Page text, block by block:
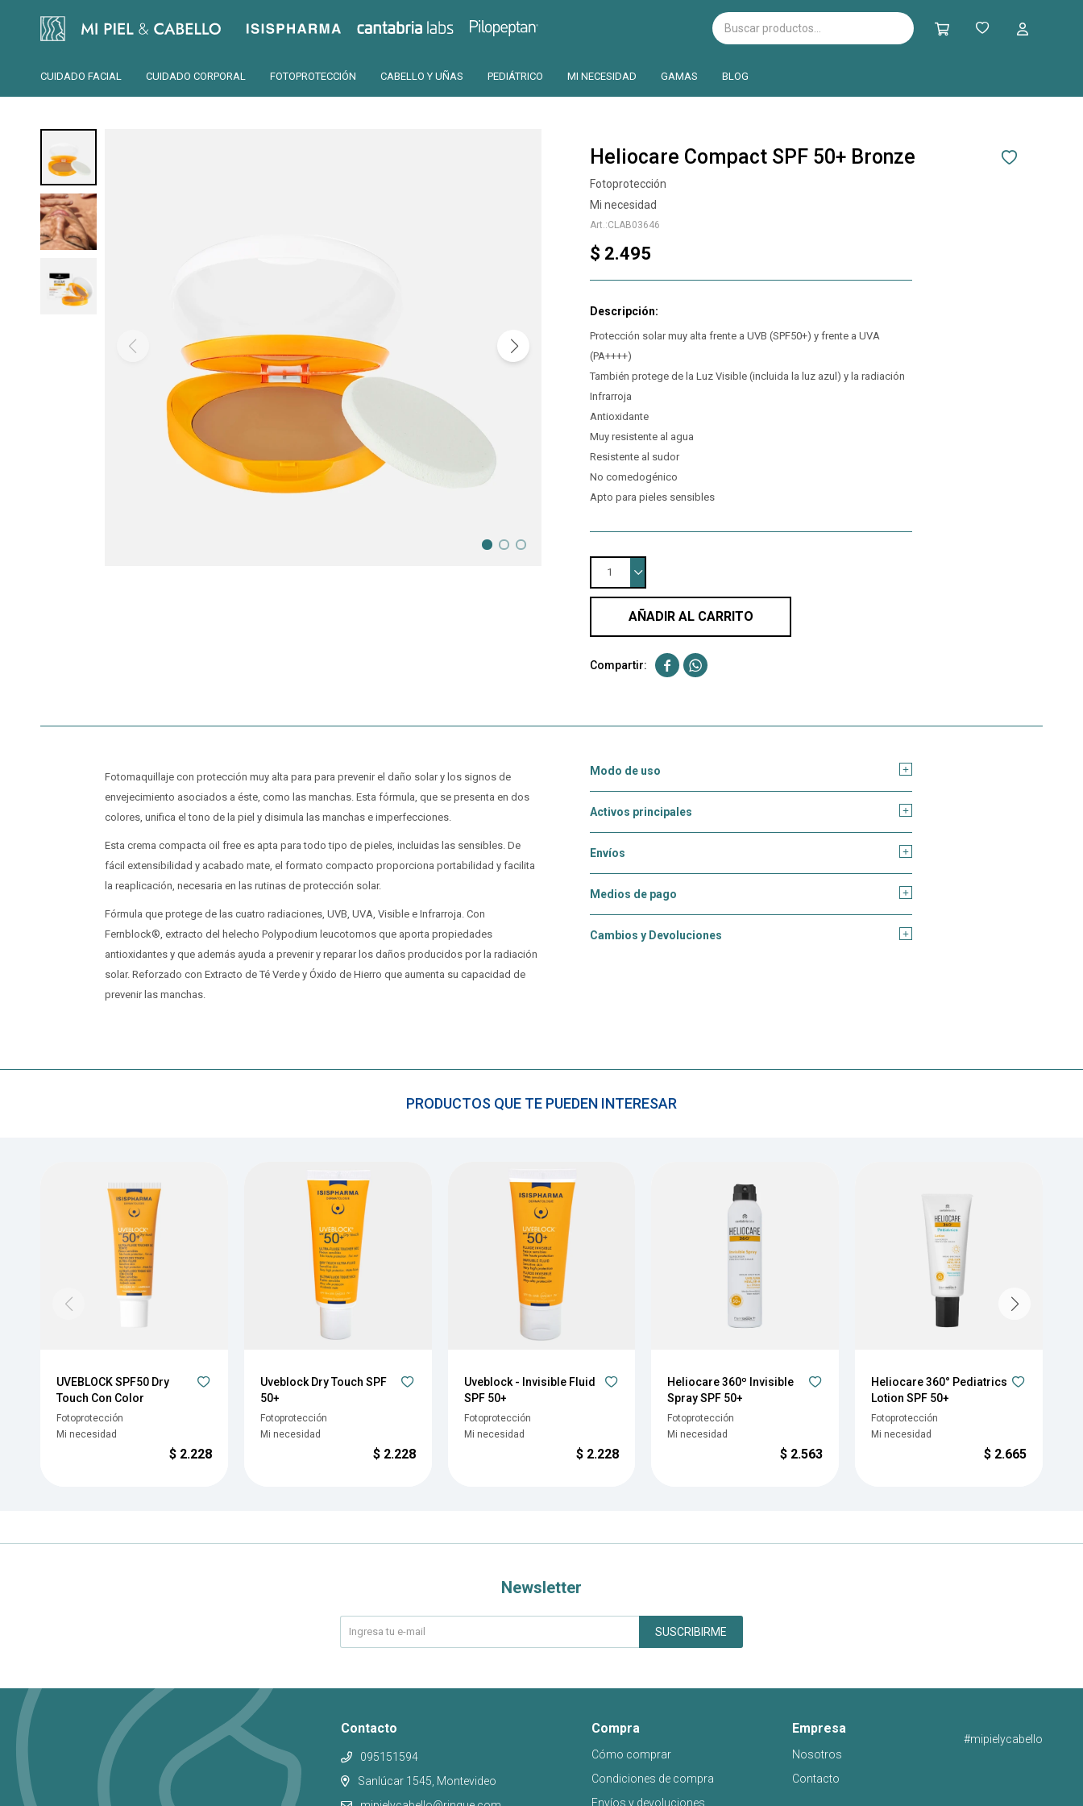
CUIDADO FACIAL CUIDADO CORPORAL FOTOPROTECCIÓN CABELLO Y UÑAS PEDIÁTRICO MI NECESIDAD GAMAS BLOG
Isispharma Cantabria Pilopeptan
Heliocare Compact SPF 50+ Bronze
Fotoprotección
Mi necesidad
CLAB03646
$ 2.495
Protección solar muy alta frente a UVB (SPF50+) y frente a UVA
(PA++++)
También protege de la Luz Visible (incluida la luz azul) y la radiación
Infrarroja
Antioxidante
Muy resistente al agua
Resistente al sudor
No comedogénico
Apto para pieles sensibles
1
AÑADIR AL CARRITO
 
Fotomaquillaje con protección muy alta para para prevenir el daño solar y los signos de
envejecimiento asociados a éste, como las manchas. Esta fórmula, que se presenta en dos
colores, unifica el tono de la piel y disimula las manchas e imperfecciones.
Esta crema compacta oil free es apta para todo tipo de pieles, incluidas las sensibles. De
fácil extensibilidad y acabado mate, el formato compacto proporciona portabilidad y facilita
la reaplicación, necesaria en las rutinas de protección solar.
Fórmula que protege de las cuatro radiaciones, UVB, UVA, Visible e Infrarroja. Con
Fernblock®, extracto del helecho Polypodium leucotomos que aporta propiedades
antioxidantes y que además ayuda a prevenir y reparar los daños producidos por la radiación
solar. Reforzado con Extracto de Té Verde y Óxido de Hierro que aumenta su capacidad de
prevenir las manchas.
Modo de uso
Activos principales
Envíos
Medios de pago
Cambios y Devoluciones
PRODUCTOS QUE TE PUEDEN INTERESAR
UVEBLOCK SPF50 Dry
Touch Con Color
Fotoprotección
Mi necesidad
$ 2.228
Uveblock Dry Touch SPF
50+
Fotoprotección
Mi necesidad
$ 2.228
Uveblock - Invisible Fluid
SPF 50+
Fotoprotección
Mi necesidad
$ 2.228
Heliocare 360º Invisible
Spray SPF 50+
Fotoprotección
Mi necesidad
$ 2.563
Heliocare 360° Pediatrics
Lotion SPF 50+
Fotoprotección
Mi necesidad
$ 2.665
Contacto
095151594
Sanlúcar 1545, Montevideo
Empresa
Nosotros
Contacto
Compra
Cómo comprar
Condiciones de compra
Envíos y devoluciones
#mipielycabello
Newsletter
SUSCRIBIRME